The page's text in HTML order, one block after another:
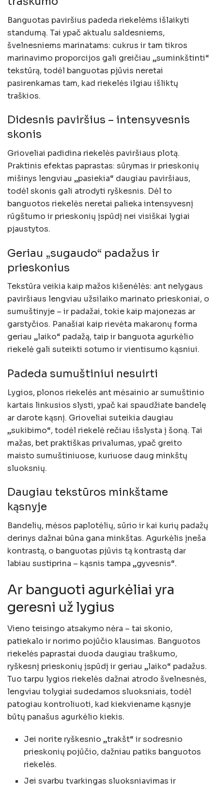
Banguotas paviršius padeda riekelėms išlaikyti
standumą. Tai ypač aktualu saldesniems,
švelnesniems marinatams: cukrus ir tam tikros
marinavimo proporcijos gali greičiau „suminkštinti“
tekstūrą, todėl banguotas pjūvis neretai
pasirenkamas tam, kad riekelės ilgiau išliktų
traškios.
Didesnis paviršius – intensyvesnis
skonis
Grioveliai padidina riekelės paviršiaus plotą.
Praktinis efektas paprastas: sūrymas ir prieskonių
mišinys lengviau „pasiekia“ daugiau paviršiaus,
todėl skonis gali atrodyti ryškesnis. Dėl to
banguotos riekelės neretai palieka intensyvesnį
rūgštumo ir prieskonių įspūdį nei visiškai lygiai
pjaustytos.
Geriau „sugaudo“ padažus ir
prieskonius
Tekstūra veikia kaip mažos kišenėlės: ant nelygaus
paviršiaus lengviau užsilaiko marinato prieskoniai, o
sumuštinyje – ir padažai, tokie kaip majonezas ar
garstyčios. Panašiai kaip rievėta makaronų forma
geriau „laiko“ padažą, taip ir banguota agurkėlio
riekelė gali suteikti sotumo ir vientisumo kąsniui.
Padeda sumuštiniui nesuirti
Lygios, plonos riekelės ant mėsainio ar sumuštinio
kartais linkusios slysti, ypač kai spaudžiate bandelę
ar darote kąsnį. Grioveliai suteikia daugiau
„sukibimo“, todėl riekelė rečiau išslysta į šoną. Tai
mažas, bet praktiškas privalumas, ypač greito
maisto sumuštiniuose, kuriuose daug minkštų
sluoksnių.
Daugiau tekstūros minkštame
kąsnyje
Bandelių, mėsos paplotėlių, sūrio ir kai kurių padažų
derinys dažnai būna gana minkštas. Agurkėlis įneša
kontrastą, o banguotas pjūvis tą kontrastą dar
labiau sustiprina – kąsnis tampa „gyvesnis“.
Ar banguoti agurkėliai yra
geresni už lygius
Vieno teisingo atsakymo nėra – tai skonio,
patiekalo ir norimo pojūčio klausimas. Banguotos
riekelės paprastai duoda daugiau traškumo,
ryškesnį prieskonių įspūdį ir geriau „laiko“ padažus.
Tuo tarpu lygios riekelės dažnai atrodo švelnesnės,
lengviau tolygiai sudedamos sluoksniais, todėl
patogiau kontroliuoti, kad kiekviename kąsnyje
būtų panašus agurkėlio kiekis.
Jei norite ryškesnio „trakšt“ ir sodresnio
prieskonių pojūčio, dažniau patiks banguotos
riekelės.
Jei svarbu tvarkingas sluoksniavimas ir